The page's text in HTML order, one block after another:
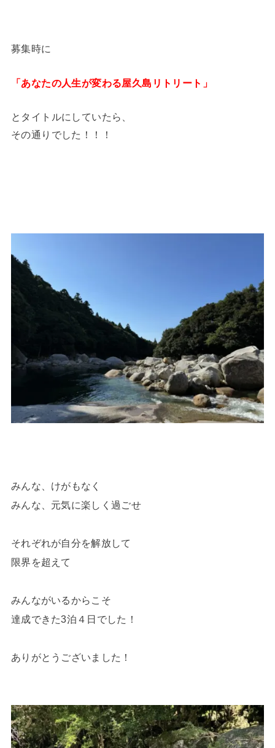
募集時に
「あなたの人生が変わる屋久島リトリート」
とタイトルにしていたら、
その通りでした！！！
みんな、けがもなく
みんな、元気に楽しく過ごせ
それぞれが自分を解放して
限界を超えて
みんながいるからこそ
達成できた3泊４日でした！
ありがとうございました！